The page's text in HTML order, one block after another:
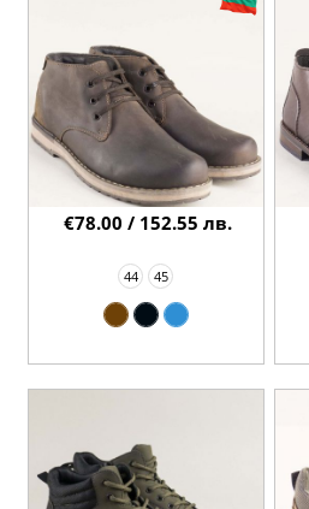
44 45
€78.00 / 152.55 лв.